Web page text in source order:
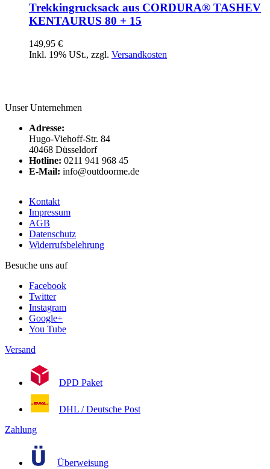
Trekkingrucksack aus CORDURA® TASHEV
KENTAURUS 80 + 15
149,95 €
Inkl. 19% USt., zzgl. Versandkosten
Unser Unternehmen
Adresse:
Hugo-Viehoff-Str. 84
40468 Düsseldorf
Hotline: 0211 941 968 45
E-Mail: info@outdoorme.de
Kontakt
Impressum
AGB
Datenschutz
Widerrufsbelehrung
Besuche uns auf
Facebook
Twitter
Instagram
Google+
You Tube
Versand
DPD Paket
DHL / Deutsche Post
Zahlung
Überweisung